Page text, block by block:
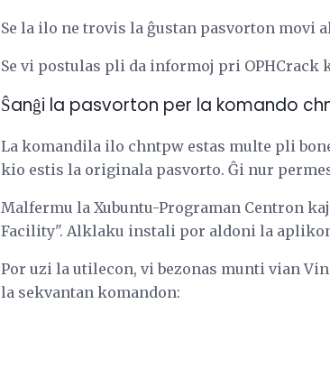
Se la ilo ne trovis la ĝustan pasvorton movi
Se vi postulas pli da informoj pri
Ŝanĝi la pasvorton per la komando
La komandila ilo chntpw estas multe pli
kio estis la originala pasvorto. Ĝi nur
Malfermu la Xubuntu-Programan Centron
Facility". Alklaku instali por aldoni la
Por uzi la utilecon, vi bezonas munti vian
la sekvantan komandon: